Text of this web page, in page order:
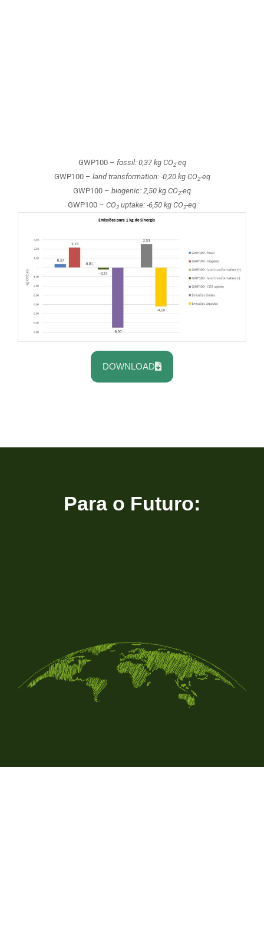
GWP100 – fossil: 0,37 kg CO2-eq
GWP100 – land transformation: -0,20 kg CO2-eq
GWP100 – biogenic: 2,50 kg CO2-eq
GWP100 – CO2 uptake: -6,50 kg CO2-eq
DOWNLOAD
Para o Futuro: